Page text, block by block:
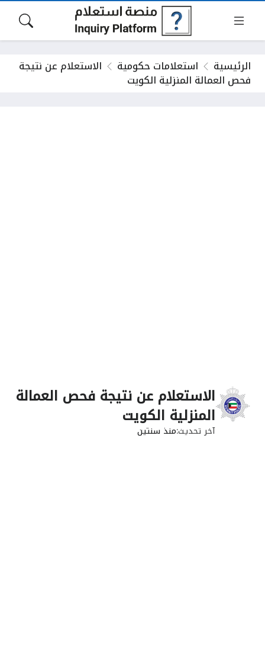
الرئيسية استعلامات حكومية الاستعلام عن نتيجة
فحص العمالة المنزلية الكويت
الاستعلام عن نتيجة فحص العمالة
المنزلية الكويت
آخر تحديثمنذ سنتين